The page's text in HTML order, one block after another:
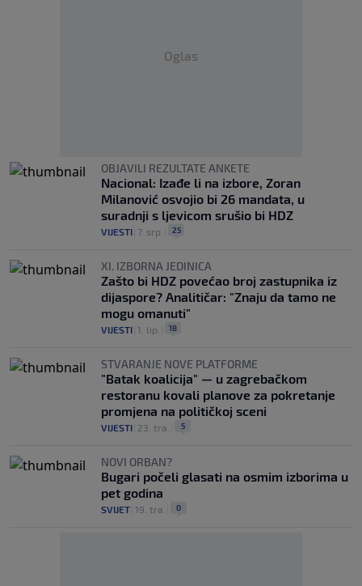
Oglas
OBJAVILI REZULTATE ANKETE
Nacional: Izađe li na izbore, Zoran
Milanović osvojio bi 26 mandata, u
suradnji s ljevicom srušio bi HDZ
VIJESTI 7. srp. 25
XI. IZBORNA JEDINICA
Zašto bi HDZ povećao broj zastupnika iz
dijaspore? Analitičar: "Znaju da tamo ne
mogu omanuti"
VIJESTI 1. lip. 18
STVARANJE NOVE PLATFORME
"Batak koalicija" — u zagrebačkom
restoranu kovali planove za pokretanje
promjena na političkoj sceni
VIJESTI 23. tra. 5
NOVI ORBAN?
Bugari počeli glasati na osmim izborima u
pet godina
SVIJET 19. tra. 0